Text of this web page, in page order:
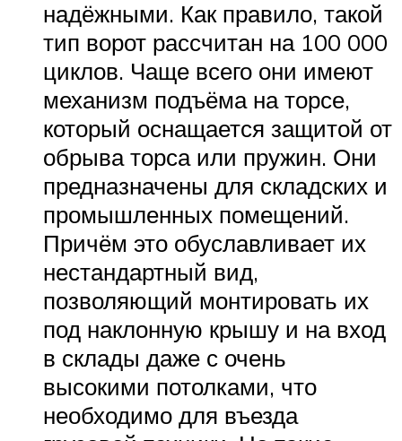
надёжными. Как правило, такой
тип ворот рассчитан на 100 000
циклов. Чаще всего они имеют
механизм подъёма на торсе,
который оснащается защитой от
обрыва торса или пружин. Они
предназначены для складских и
промышленных помещений.
Причём это обуславливает их
нестандартный вид,
позволяющий монтировать их
под наклонную крышу и на вход
в склады даже с очень
высокими потолками, что
необходимо для въезда